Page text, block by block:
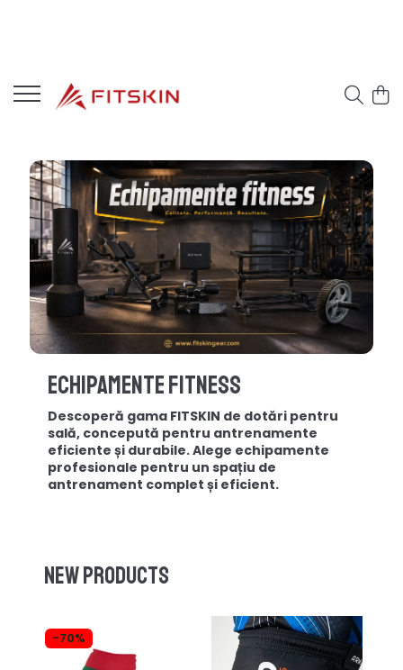
Echipamente Fitness
Descoperă gama FITSKIN de dotări pentru
sală, concepută pentru antrenamente
eficiente și durabile. Alege echipamente
profesionale pentru un spațiu de
antrenament complet și eficient.
New products
-70%